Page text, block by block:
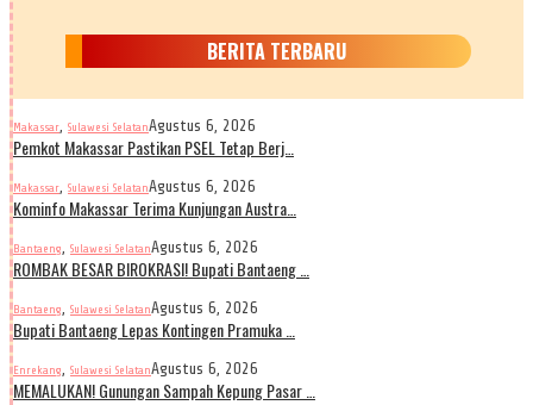
BERITA TERBARU
Makassar, Sulawesi SelatanAgustus 6, 2026
Pemkot Makassar Pastikan PSEL Tetap Berj…
Makassar, Sulawesi SelatanAgustus 6, 2026
Kominfo Makassar Terima Kunjungan Austra…
Bantaeng, Sulawesi SelatanAgustus 6, 2026
ROMBAK BESAR BIROKRASI! Bupati Bantaeng …
Bantaeng, Sulawesi SelatanAgustus 6, 2026
Bupati Bantaeng Lepas Kontingen Pramuka …
Enrekang, Sulawesi SelatanAgustus 6, 2026
MEMALUKAN! Gunungan Sampah Kepung Pasar …